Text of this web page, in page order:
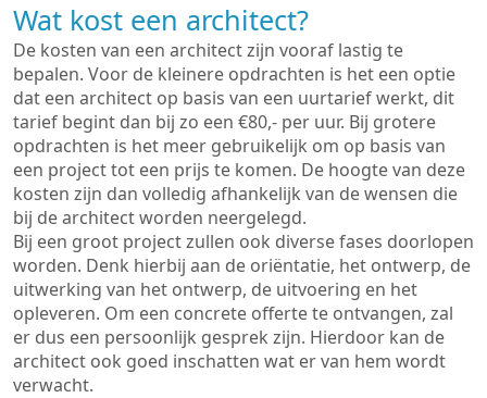
Wat kost een architect?
De kosten van een architect zijn vooraf lastig te
bepalen. Voor de kleinere opdrachten is het een optie
dat een architect op basis van een uurtarief werkt, dit
tarief begint dan bij zo een €80,- per uur. Bij grotere
opdrachten is het meer gebruikelijk om op basis van
een project tot een prijs te komen. De hoogte van deze
kosten zijn dan volledig afhankelijk van de wensen die
bij de architect worden neergelegd.
Bij een groot project zullen ook diverse fases doorlopen
worden. Denk hierbij aan de oriëntatie, het ontwerp, de
uitwerking van het ontwerp, de uitvoering en het
opleveren. Om een concrete offerte te ontvangen, zal
er dus een persoonlijk gesprek zijn. Hierdoor kan de
architect ook goed inschatten wat er van hem wordt
verwacht.